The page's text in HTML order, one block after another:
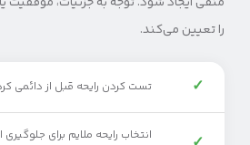
را تعیین می‌کند.
✓ تست کردن رایحه قبل از دائمی
انتخاب رایحه ملایم برای